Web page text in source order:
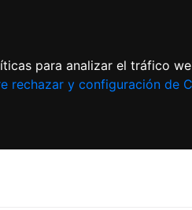
para analizar el tráfico
rechazar y configuración de